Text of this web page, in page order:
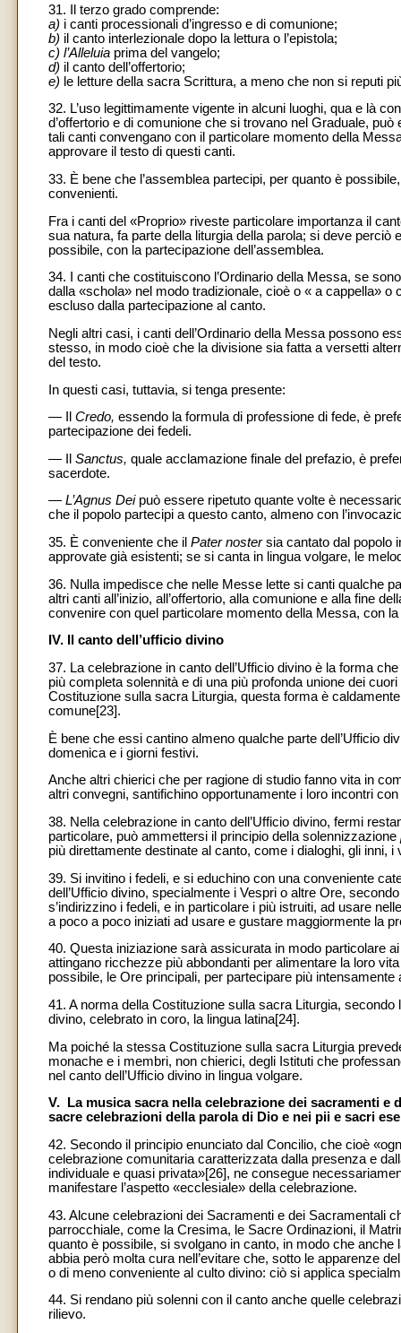
31. Il terzo grado comprende:
a) i canti processionali d’ingresso e di comunione;
b) il canto interlezionale dopo la lettura o l’epistola;
c) l’Alleluia prima del vangelo;
d) il canto dell’offertorio;
e) le letture della sacra Scrittura, a meno che non si reputi
32. L’uso legittimamente vigente in alcuni luoghi, qua e là
d’offertorio e di comunione che si trovano nel Graduale,
tali canti convengano con il particolare momento della
approvare il testo di questi canti.
33. È bene che l’assemblea partecipi, per quanto è
convenienti.
Fra i canti del «Proprio» riveste particolare importanza il
sua natura, fa parte della liturgia della parola; si deve
possibile, con la partecipazione dell’assemblea.
34. I canti che costituiscono l’Ordinario della Messa, se
dalla «schola» nel modo tradizionale, cioè o « a cappella» o
escluso dalla partecipazione al canto.
Negli altri casi, i canti dell’Ordinario della Messa possono
stesso, in modo cioè che la divisione sia fatta a versetti
del testo.
In questi casi, tuttavia, si tenga presente:
— Il Credo, essendo la formula di professione di fede, è
partecipazione dei fedeli.
— Il Sanctus, quale acclamazione finale del prefazio, è
sacerdote.
— L’Agnus Dei può essere ripetuto quante volte è
che il popolo partecipi a questo canto, almeno con
35. È conveniente che il Pater nostersia cantato dal popolo
approvate già esistenti; se si canta in lingua volgare, le
36. Nulla impedisce che nelle Messe lette si canti qualche
altri canti all’inizio, all’offertorio, alla comunione e alla fine
convenire con quel particolare momento della Messa, con
IV. Il canto dell’ufficio divino
37. La celebrazione in canto dell’Ufficio divino è la forma
più completa solennità e di una più profonda unione dei
Costituzione sulla sacra Liturgia, questa forma è
comune[23].
È bene che essi cantino almeno qualche parte dell’Ufficio
domenica e i giorni festivi.
Anche altri chierici che per ragione di studio fanno vita in
altri convegni, santifichino opportunamente i loro incontri
38. Nella celebrazione in canto dell’Ufficio divino, fermi
particolare, può ammettersi il principio della solennizzazione
più direttamente destinate al canto, come i dialoghi, gli inni,
39. Si invitino i fedeli, e si educhino con una conveniente
dell’Ufficio divino, specialmente i Vespri o altre Ore,
s’indirizzino i fedeli, e in particolare i più istruiti, ad usare
a poco a poco iniziati ad usare e gustare maggiormente la
40. Questa iniziazione sarà assicurata in modo particolare
attingano ricchezze più abbondanti per alimentare la loro
possibile, le Ore principali, per partecipare più
41. A norma della Costituzione sulla sacra Liturgia,
divino, celebrato in coro, la lingua latina[24].
Ma poiché la stessa Costituzione sulla sacra Liturgia
monache e i membri, non chierici, degli Istituti che
nel canto dell’Ufficio divino in lingua volgare.
V. La musica sacra nella celebrazione dei sacramenti
sacre celebrazioni della parola di Dio e nei pii e sacri
42. Secondo il principio enunciato dal Concilio, che cioè
celebrazione comunitaria caratterizzata dalla presenza e
individuale e quasi privata»[26], ne consegue
manifestare l’aspetto «ecclesiale» della celebrazione.
43. Alcune celebrazioni dei Sacramenti e dei Sacramentali
parrocchiale, come la Cresima, le Sacre Ordinazioni, il
quanto è possibile, si svolgano in canto, in modo che
abbia però molta cura nell’evitare che, sotto le apparenze
o di meno conveniente al culto divino: ciò si applica
44. Si rendano più solenni con il canto anche quelle
rilievo.